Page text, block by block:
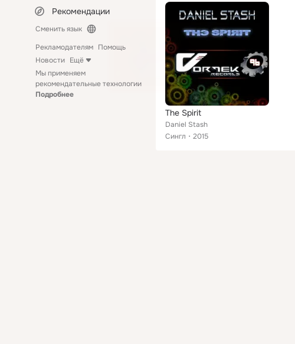
Рекомендации
Сменить язык
Рекламодателям Помощь
Новости Ещё
Мы применяем
рекомендательные технологии
Подробнее
The Spirit
Daniel Stash
Сингл
2015